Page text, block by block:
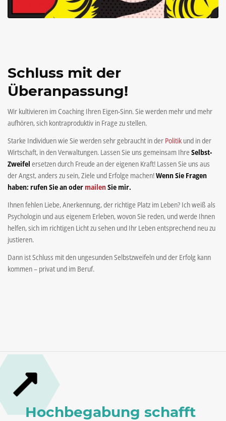
Schluss mit der
Überanpassung!
Wir kultivieren im Coaching Ihren Eigen-Sinn. Sie werden mehr und mehr
aufhören, sich kontraproduktiv in Frage zu stellen.
Starke Individuen wie Sie werden sehr gebraucht in der Politik und in der
Wirtschaft, in den Verwaltungen. Lassen Sie uns gemeinsam IhreSelbst-
Zweifel ersetzen durch Freude an der eigenen Kraft! Lassen Sie uns aus
der Angst, anders zu sein, Ziele und Erfolge machen!Wenn Sie Fragen
haben: rufen Sie an oder mailenSie mir.
Ihnen fehlen Liebe, Anerkennung, der richtige Platz im Leben? Ich weiß als
Psychologin und aus eigenem Erleben, wovon Sie reden, und werde Ihnen
helfen, sich im richtigen Licht zu sehen und Ihr Leben entsprechend neu zu
justieren.
Dann ist Schluss mit den ungesunden Selbstzweifeln und der Erfolg kann
kommen – privat und im Beruf.
Hochbegabung schafft